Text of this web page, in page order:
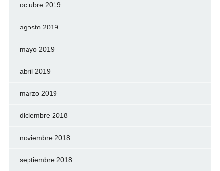
octubre 2019
agosto 2019
mayo 2019
abril 2019
marzo 2019
diciembre 2018
noviembre 2018
septiembre 2018